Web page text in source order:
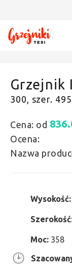
Grzejnik
300, szer.
Cena: od
Ocena:
Nazwa
Wysokość:
Moc: 358